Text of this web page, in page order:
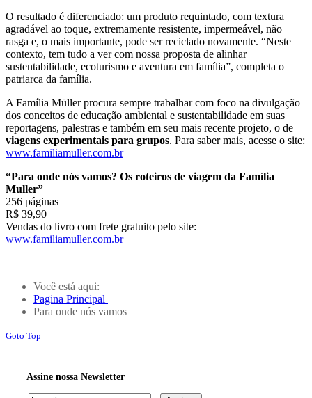
O resultado é diferenciado: um produto requintado, com textura
agradável ao toque, extremamente resistente, impermeável, não
rasga e, o mais importante, pode ser reciclado novamente. “Neste
contexto, tem tudo a ver com nossa proposta de alinhar
sustentabilidade, ecoturismo e aventura em família”, completa o
patriarca da família.
A Família Müller procura sempre trabalhar com foco na divulgação
dos conceitos de educação ambiental e sustentabilidade em suas
reportagens, palestras e também em seu mais recente projeto, o de
viagens experimentais para grupos. Para saber mais, acesse o site:
www.familiamuller.com.br
“Para onde nós vamos? Os roteiros de viagem da Família
Muller”
256 páginas
R$ 39,90
Vendas do livro com frete gratuito pelo site:
www.familiamuller.com.br
Você está aqui:
Pagina Principal
Para onde nós vamos
Goto Top
Assine nossa Newsletter